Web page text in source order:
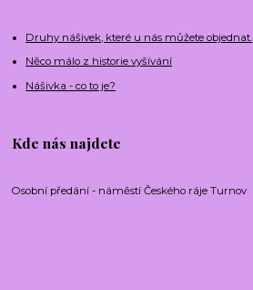
Druhy nášivek, které u nás můžete objednat.
Něco málo z historie vyšívání
Nášivka - co to je?
Kde nás najdete
Osobní předání - náměstí Českého ráje Turnov